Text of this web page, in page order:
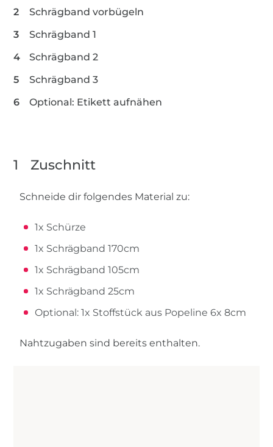
Schrägband vorbügeln
Schrägband 1
Schrägband 2
Schrägband 3
Optional: Etikett aufnähen
1 Zuschnitt
Schneide dir folgendes Material zu:
1x Schürze
1x Schrägband 170cm
1x Schrägband 105cm
1x Schrägband 25cm
Optional: 1x Stoffstück aus Popeline 6x 8cm
Nahtzugaben sind bereits enthalten.